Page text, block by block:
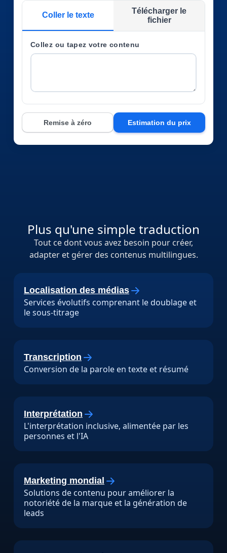
Industrie Manufacturière
Finance
Défense & Sécurité
Coller le texte
Télécharger le
fichier
Collez ou tapez votre contenu
Remise à zéro Estimation du prix
Plus qu'une simple traduction
Tout ce dont vous avez besoin pour créer,
adapter et gérer des contenus multilingues.
Localisation des médias
Services évolutifs comprenant le doublage et
le sous-titrage
Transcription
Conversion de la parole en texte et résumé
Interprétation
L'interprétation inclusive, alimentée par les
personnes et l'IA
Marketing mondial
Solutions de contenu pour améliorer la
notoriété de la marque et la génération de
leads